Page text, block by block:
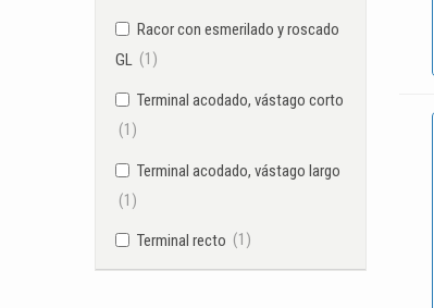
Racor con esmerilado y roscado
GL
(1)
Terminal acodado, vástago corto
(1)
Terminal acodado, vástago largo
(1)
Terminal recto (1)